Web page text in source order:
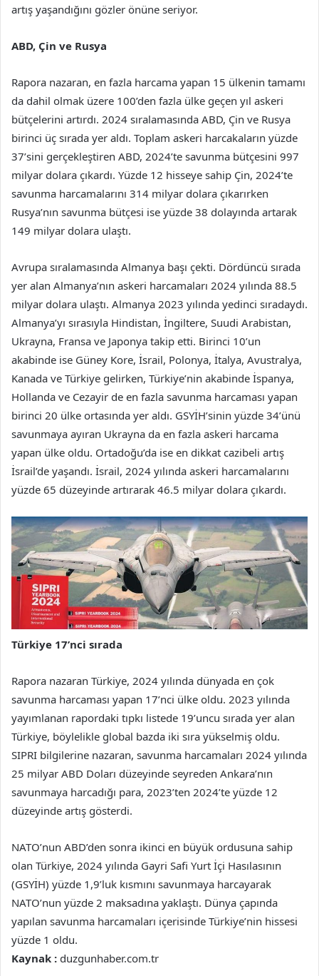
artış yaşandığını gözler önüne seriyor.
ABD, Çin ve Rusya
Rapora nazaran, en fazla harcama yapan 15 ülkenin tamamı
da dahil olmak üzere 100’den fazla ülke geçen yıl askeri
bütçelerini artırdı. 2024 sıralamasında ABD, Çin ve Rusya
birinci üç sırada yer aldı. Toplam askeri harcakaların yüzde
37’sini gerçekleştiren ABD, 2024’te savunma bütçesini 997
milyar dolara çıkardı. Yüzde 12 hisseye sahip Çin, 2024’te
savunma harcamalarını 314 milyar dolara çıkarırken
Rusya’nın savunma bütçesi ise yüzde 38 dolayında artarak
149 milyar dolara ulaştı.
Avrupa sıralamasında Almanya başı çekti. Dördüncü sırada
yer alan Almanya’nın askeri harcamaları 2024 yılında 88.5
milyar dolara ulaştı. Almanya 2023 yılında yedinci sıradaydı.
Almanya’yı sırasıyla Hindistan, İngiltere, Suudi Arabistan,
Ukrayna, Fransa ve Japonya takip etti. Birinci 10’un
akabinde ise Güney Kore, İsrail, Polonya, İtalya, Avustralya,
Kanada ve Türkiye gelirken, Türkiye’nin akabinde İspanya,
Hollanda ve Cezayir de en fazla savunma harcaması yapan
birinci 20 ülke ortasında yer aldı. GSYİH’sinin yüzde 34’ünü
savunmaya ayıran Ukrayna da en fazla askeri harcama
yapan ülke oldu. Ortadoğu’da ise en dikkat cazibeli artış
İsrail’de yaşandı. İsrail, 2024 yılında askeri harcamalarını
yüzde 65 düzeyinde artırarak 46.5 milyar dolara çıkardı.
Türkiye 17’nci sırada
Rapora nazaran Türkiye, 2024 yılında dünyada en çok
savunma harcaması yapan 17’nci ülke oldu. 2023 yılında
yayımlanan rapordaki tıpkı listede 19’uncu sırada yer alan
Türkiye, böylelikle global bazda iki sıra yükselmiş oldu.
SIPRI bilgilerine nazaran, savunma harcamaları 2024 yılında
25 milyar ABD Doları düzeyinde seyreden Ankara’nın
savunmaya harcadığı para, 2023’ten 2024’te yüzde 12
düzeyinde artış gösterdi.
NATO’nun ABD’den sonra ikinci en büyük ordusuna sahip
olan Türkiye, 2024 yılında Gayri Safi Yurt İçi Hasılasının
(GSYİH) yüzde 1,9’luk kısmını savunmaya harcayarak
NATO’nun yüzde 2 maksadına yaklaştı. Dünya çapında
yapılan savunma harcamaları içerisinde Türkiye’nin hissesi
yüzde 1 oldu.
Kaynak : duzgunhaber.com.tr